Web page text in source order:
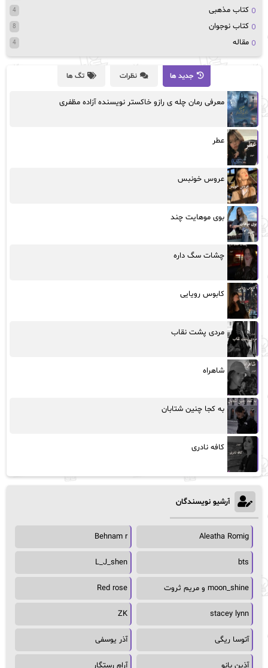
کتاب مذهبی 4
کتاب نوجوان 8
مقاله 4
جدید ها نظرات تگ ها
معرفی رمان چله ی رازو خاکستر نویسنده آزاده مظفری
عطر
عروس خونبس
بوی موهایت چند
چشات سگ داره
کابوس رویایی
مردی پشت نقاب
شاهراه
به کجا چنین شتابان
کافه نادری
آرشیو نویسندگان
Aleatha Romig
Behnam r
bts
L_J_shen
moon_shine و مریم ثروت Red rose
stacey lynn
ZK
آتوسا ریگی آذر یوسفی
آذین بانو آرام رستگار